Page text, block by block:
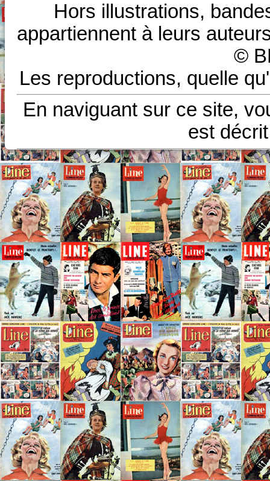
Hors illustrations,
appartiennent à leurs
©
Les reproductions, quelle
En naviguant sur ce site,
est